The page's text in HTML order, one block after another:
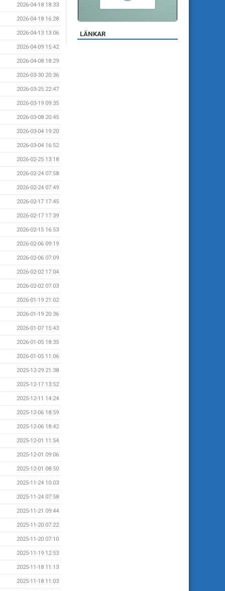
2026-04-18 18:33
2026-04-18 16:28
2026-04-13 13:06
2026-04-09 15:42
2026-04-08 18:29
2026-03-30 20:36
2026-03-25 22:47
2026-03-19 09:35
2026-03-08 20:45
2026-03-04 19:20
2026-03-04 16:52
2026-02-25 13:18
2026-02-24 07:58
2026-02-24 07:49
2026-02-17 17:45
2026-02-17 17:39
2026-02-15 16:53
2026-02-06 09:19
2026-02-06 07:09
2026-02-02 17:04
2026-02-02 07:03
2026-01-19 21:02
2026-01-19 20:36
2026-01-07 15:43
2026-01-05 18:35
2026-01-05 11:06
2025-12-29 21:38
2025-12-17 13:52
2025-12-11 14:24
2025-12-06 18:59
2025-12-06 18:42
2025-12-01 11:54
2025-12-01 09:06
2025-12-01 08:50
2025-11-24 10:03
2025-11-24 07:58
2025-11-21 09:44
2025-11-20 07:22
2025-11-20 07:10
2025-11-19 12:53
2025-11-18 11:13
2025-11-18 11:03
LÄNKAR